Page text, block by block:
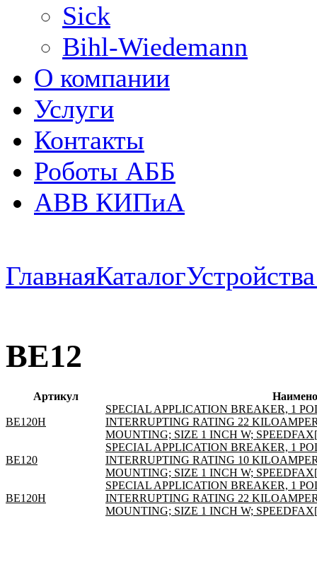
Sick
Bihl-Wiedemann
О компании
Услуги
Контакты
Роботы АББ
ABB КИПиА
ГлавнаяКаталог
BE12
Артикул
BE120H
SPECIAL APPLICATION BREAKER, 1
INTERRUPTING RATING 22
MOUNTING; SIZE 1 INCH W;
BE120
SPECIAL APPLICATION BREAKER, 1
INTERRUPTING RATING 10
MOUNTING; SIZE 1 INCH W;
BE120H
SPECIAL APPLICATION BREAKER, 1
INTERRUPTING RATING 22
MOUNTING; SIZE 1 INCH W;